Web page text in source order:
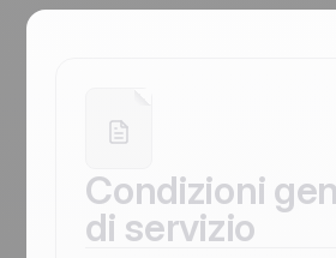
Condizioni
di servizio